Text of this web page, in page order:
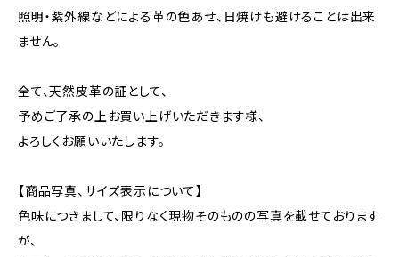
照明・紫外線などによる革の色あせ、日焼けも避けることは出来
ません。
全て、天然皮革の証として、
予めご了承の上お買い上げいただきます様、
よろしくお願いいたします。
【商品写真、サイズ表示について】
色味につきまして、限りなく現物そのものの写真を載せております
が、